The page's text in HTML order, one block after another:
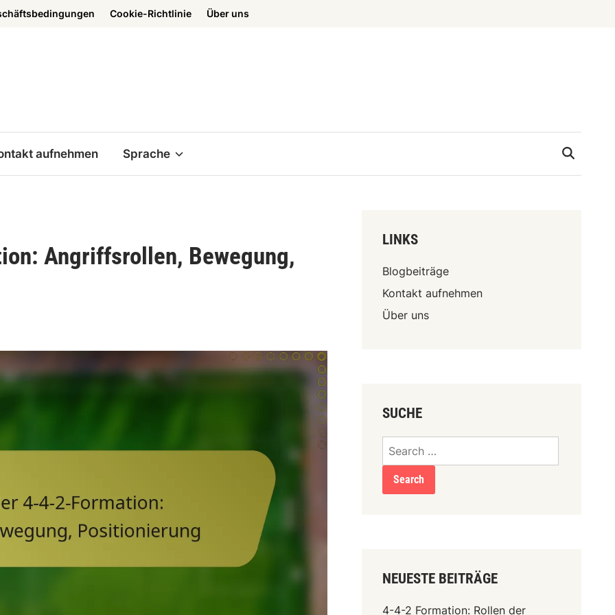
Cookie-Richtlinie Über uns
aufnehmen Sprache
Angriffsrollen, Bewegung,
LINKS
Blogbeiträge
Kontakt aufnehmen
Über uns
SUCHE
Search
NEUESTE BEITRÄGE
4-4-2 Formation: Rollen der